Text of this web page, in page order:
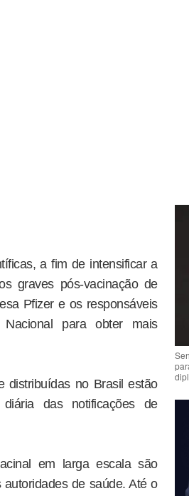
a fim de intensificar a
graves pós-vacinação de
Pfizer e os responsáveis
para obter mais
distribuídas no Brasil estão
diária das notificações de
em larga escala são
de saúde. Até o